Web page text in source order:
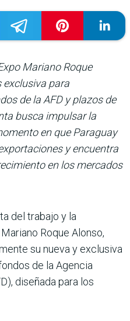
Mariano Roque
exclusiva para
de la AFD y plazos de
busca impulsar la
en que Paraguay
y encuentra
en los mercados
del trabajo y la
Roque Alonso,
su nueva y exclusiva
de la Agencia
diseñada para los